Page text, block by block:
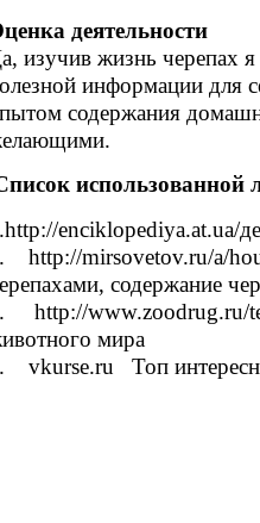
деятельности
изучив жизнь черепах
информации для
содержания
использованной
enciklopediya.at.ua/
http://mirsovetov.ru/a/
содержание
http://www.zoodrug.ru/
мира
vkurse.ru Топ